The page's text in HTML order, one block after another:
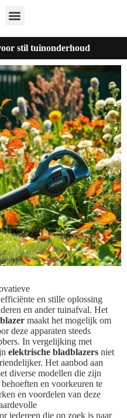
stil tuinonderhoud
en stille oplossing
en ander tuinafval. Het
maakt het mogelijk om
deze apparaten steeds
In vergelijking met
elektrische bladblazers niet
Het aanbod aan
diverse modellen die zijn
en voorkeuren te
en voordelen van deze
iedereen die op zoek is naar